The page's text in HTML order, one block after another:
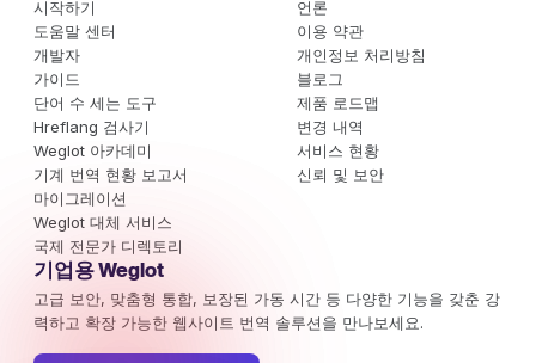
시작하기
도움말 센터
개발자
가이드
단어 수 세는 도구
Hreflang 검사기
Weglot 아카데미
기계 번역 현황 보고서
마이그레이션
Weglot 대체 서비스
국제 전문가 디렉토리
언론
이용 약관
개인정보 처리방침
블로그
제품 로드맵
변경 내역
서비스 현황
신뢰 및 보안
기업용 Weglot
고급 보안, 맞춤형 통합, 보장된 가동 시간 등 다양한 기능을 갖춘 강
력하고 확장 가능한 웹사이트 번역 솔루션을 만나보세요.